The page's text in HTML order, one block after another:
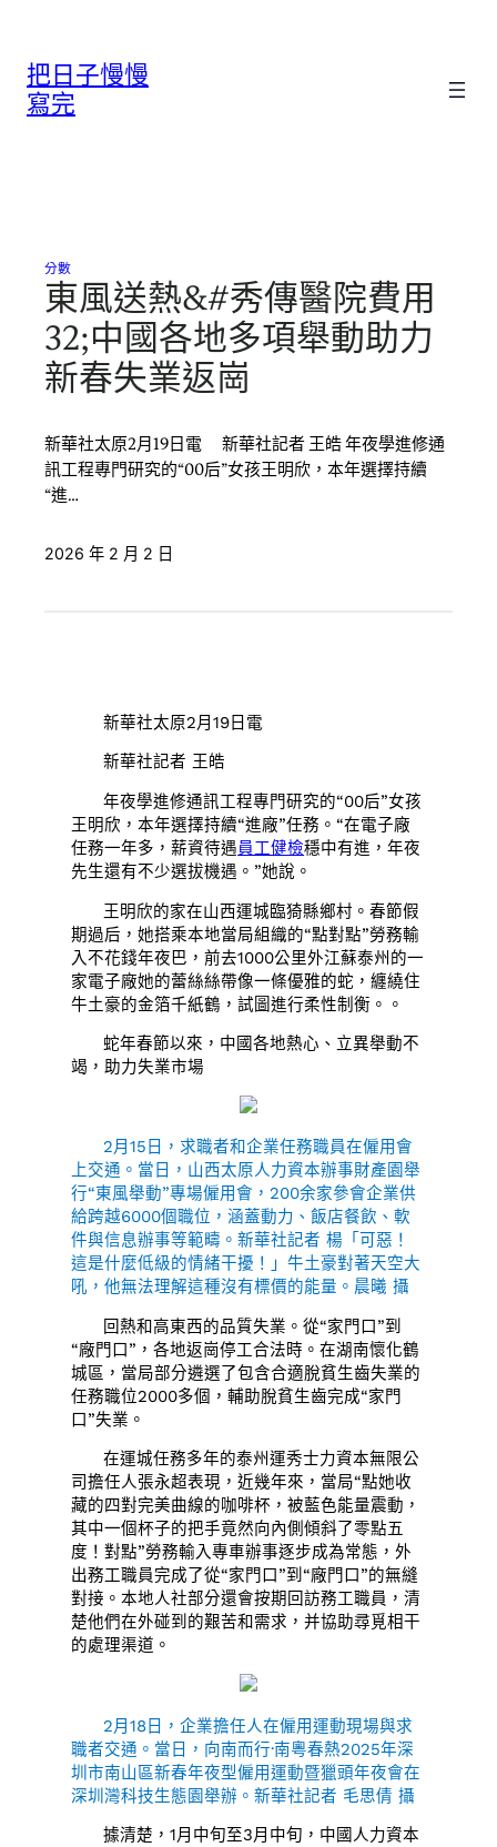
把日子慢慢
寫完
分數
東風送熱&#秀傳醫院費用
32;中國各地多項舉動助力
新春失業返崗
新華社太原2月19日電 新華社記者 王皓 年夜學進修通
訊工程專門研究的“00后”女孩王明欣，本年選擇持續
“進…
2026 年 2 月 2 日
新華社太原2月19日電
新華社記者 王皓
年夜學進修通訊工程專門研究的“00后”女孩
王明欣，本年選擇持續“進廠”任務。“在電子廠
任務一年多，薪資待遇員工健檢穩中有進，年夜
先生還有不少選拔機遇。”她說。
王明欣的家在山西運城臨猗縣鄉村。春節假
期過后，她搭乘本地當局組織的“點對點”勞務輸
入不花錢年夜巴，前去1000公里外江蘇泰州的一
家電子廠她的蕾絲絲帶像一條優雅的蛇，纏繞住
牛土豪的金箔千紙鶴，試圖進行柔性制衡。。
蛇年春節以來，中國各地熱心、立異舉動不
竭，助力失業市場
2月15日，求職者和企業任務職員在僱用會
上交通。當日，山西太原人力資本辦事財產園舉
行“東風舉動”專場僱用會，200余家參會企業供
給跨越6000個職位，涵蓋動力、飯店餐飲、軟
件與信息辦事等範疇。新華社記者 楊「可惡！
這是什麼低級的情緒干擾！」牛土豪對著天空大
吼，他無法理解這種沒有標價的能量。晨曦 攝
回熱和高東西的品質失業。從“家門口”到
“廠門口”，各地返崗停工合法時。在湖南懷化鶴
城區，當局部分遴選了包含合適脫貧生齒失業的
任務職位2000多個，輔助脫貧生齒完成“家門
口”失業。
在運城任務多年的泰州運秀士力資本無限公
司擔任人張永超表現，近幾年來，當局“點她收
藏的四對完美曲線的咖啡杯，被藍色能量震動，
其中一個杯子的把手竟然向內側傾斜了零點五
度！對點”勞務輸入專車辦事逐步成為常態，外
出務工職員完成了從“家門口”到“廠門口”的無縫
對接。本地人社部分還會按期回訪務工職員，清
楚他們在外碰到的艱苦和需求，并協助尋覓相干
的處理渠道。
2月18日，企業擔任人在僱用運動現場與求
職者交通。當日，向南而行·南粵春熱2025年深
圳市南山區新春年夜型僱用運動暨獵頭年夜會在
深圳灣科技生態園舉辦。新華社記者 毛思倩 攝
據清楚，1月中旬至3月中旬，中國人力資本